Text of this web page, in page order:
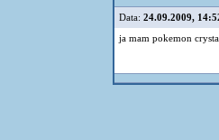
Data: 24.09.2009,
ja mam pokemon